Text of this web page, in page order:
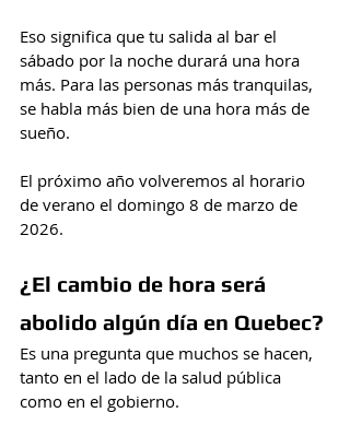
Eso significa que tu salida al bar el
sábado por la noche durará una hora
más. Para las personas más tranquilas,
se habla más bien de una hora más de
sueño.
El próximo año volveremos al horario
de verano el domingo 8 de marzo de
2026.
¿El cambio de hora será
abolido algún día en Quebec?
Es una pregunta que muchos se hacen,
tanto en el lado de la salud pública
como en el gobierno.